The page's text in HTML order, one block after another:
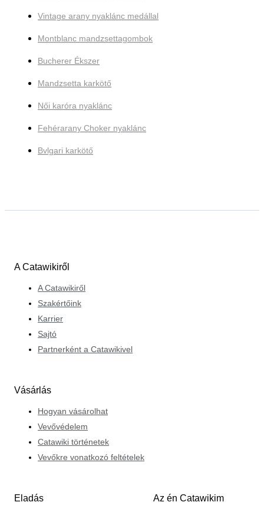
Vintage arany nyaklánc medállal
Montblanc mandzsettagombok
Bucherer Ékszer
Mandzsetta karkötő
Női karóra nyaklánc
Fehérarany Choker nyaklánc
Bvlgari karkötő
A Catawikiről
A Catawikiről
Szakértőink
Karrier
Sajtó
Partnerként a Catawikivel
Vásárlás
Hogyan vásárolhat
Vevővédelem
Catawiki történetek
Vevőkre vonatkozó feltételek
Eladás Az én Catawikim